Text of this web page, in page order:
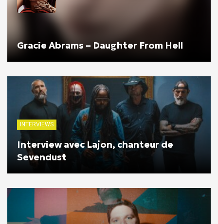
Gracie Abrams – Daughter From Hell
INTERVIEWS
Interview avec Lajon, chanteur de
Sevendust